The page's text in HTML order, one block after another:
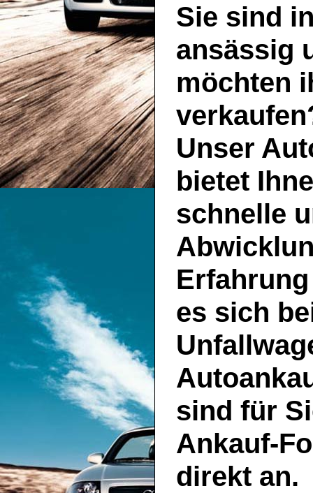
Sie sind
ansässig
möchten
Unser
bietet
schnelle
es sich
sind für
Ankauf-
direkt an.